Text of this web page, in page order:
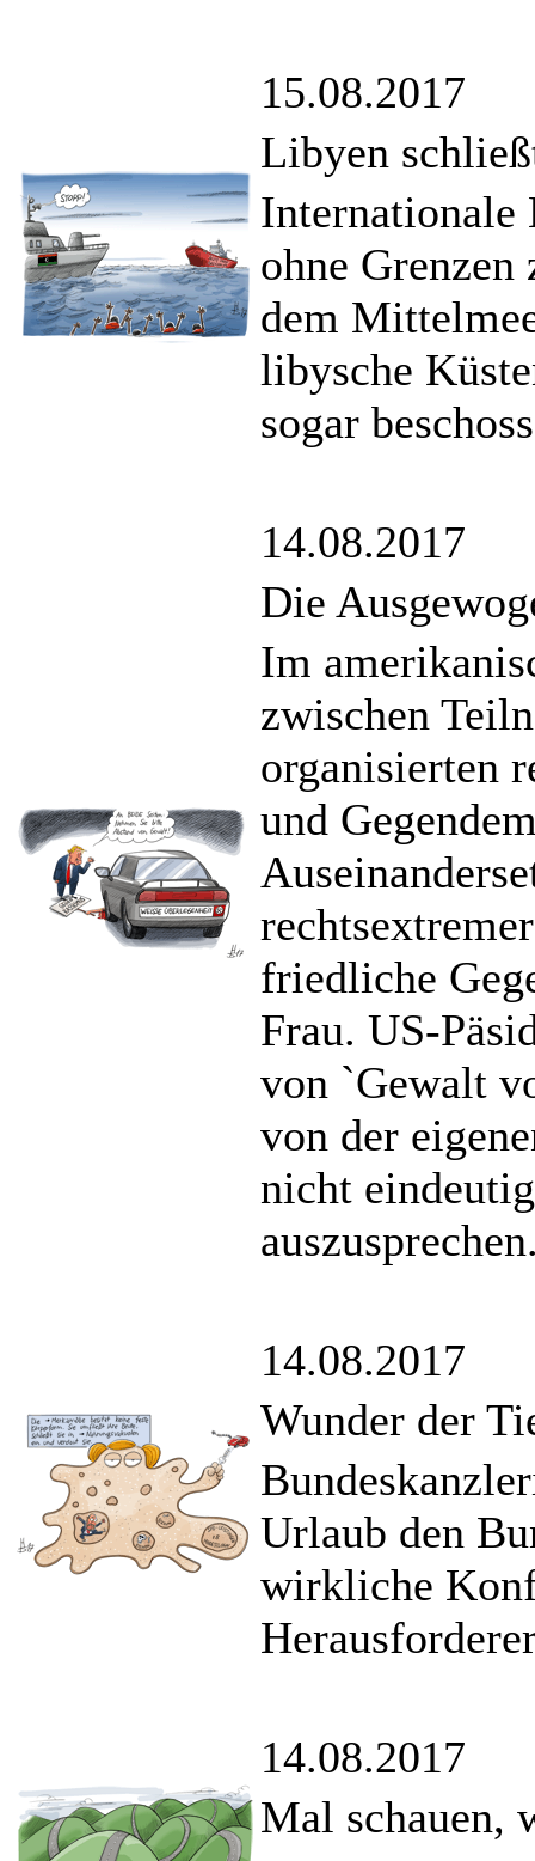
15.08.2017
Libyen
Internationale
ohne
dem
libysche
sogar
14.08.2017
Die
Im
zwischen
organisierten
und
friedliche
Frau. US-
von `Gewalt
von der
nicht
14.08.2017
Wunder der
Urlaub den
wirkliche
14.08.2017
Mal schauen,